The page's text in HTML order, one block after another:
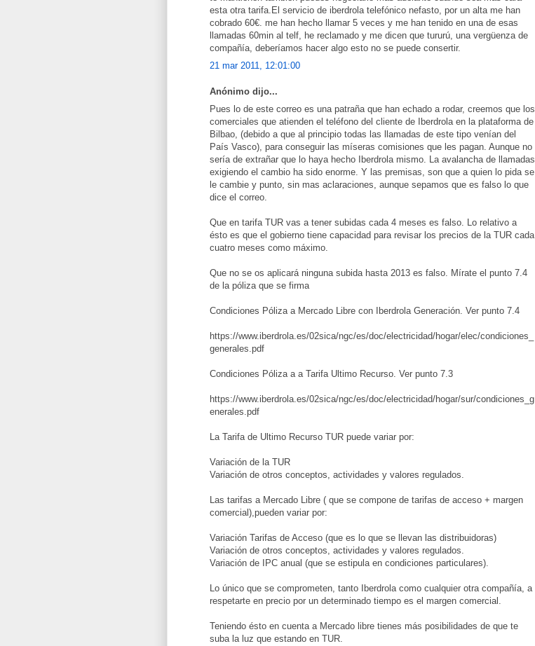
esta otra tarifa.El servicio de iberdrola telefónico nefasto, por un alta me han
cobrado 60€. me han hecho llamar 5 veces y me han tenido en una de esas
llamadas 60min al telf, he reclamado y me dicen que tururú, una vergüenza de
compañía, deberíamos hacer algo esto no se puede consertir.
21 mar 2011, 12:01:00
Anónimo dijo...
Pues lo de este correo es una patraña que han echado a rodar, creemos que los
comerciales que atienden el teléfono del cliente de Iberdrola en la plataforma de
Bilbao, (debido a que al principio todas las llamadas de este tipo venían del
País Vasco), para conseguir las míseras comisiones que les pagan. Aunque no
sería de extrañar que lo haya hecho Iberdrola mismo. La avalancha de llamadas
exigiendo el cambio ha sido enorme. Y las premisas, son que a quien lo pida se
le cambie y punto, sin mas aclaraciones, aunque sepamos que es falso lo que
dice el correo.
Que en tarifa TUR vas a tener subidas cada 4 meses es falso. Lo relativo a
ésto es que el gobierno tiene capacidad para revisar los precios de la TUR cada
cuatro meses como máximo.
Que no se os aplicará ninguna subida hasta 2013 es falso. Mírate el punto 7.4
de la póliza que se firma
Condiciones Póliza a Mercado Libre con Iberdrola Generación. Ver punto 7.4
https://www.iberdrola.es/02sica/ngc/es/doc/electricidad/hogar/elec/condiciones_
generales.pdf
Condiciones Póliza a a Tarifa Ultimo Recurso. Ver punto 7.3
https://www.iberdrola.es/02sica/ngc/es/doc/electricidad/hogar/sur/condiciones_g
enerales.pdf
La Tarifa de Ultimo Recurso TUR puede variar por:
Variación de la TUR
Variación de otros conceptos, actividades y valores regulados.
Las tarifas a Mercado Libre ( que se compone de tarifas de acceso + margen
comercial),pueden variar por:
Variación Tarifas de Acceso (que es lo que se llevan las distribuidoras)
Variación de otros conceptos, actividades y valores regulados.
Variación de IPC anual (que se estipula en condiciones particulares).
Lo único que se comprometen, tanto Iberdrola como cualquier otra compañía, a
respetarte en precio por un determinado tiempo es el margen comercial.
Teniendo ésto en cuenta a Mercado libre tienes más posibilidades de que te
suba la luz que estando en TUR.